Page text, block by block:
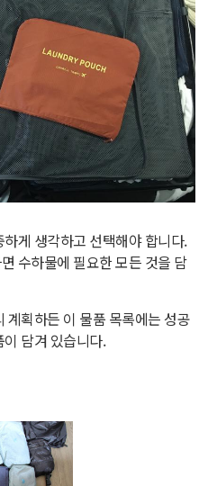
게 생각하고 선택해야 합니다.
수하물에 필요한 모든 것을 담
계획하든 이 물품 목록에는 성공
담겨 있습니다.